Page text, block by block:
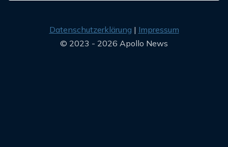
Datenschutzerklärung
Impressum
© 2023 - 2026 Apollo News